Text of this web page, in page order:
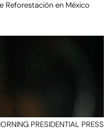
Reforestación en México
PRESIDENTIAL PRESS